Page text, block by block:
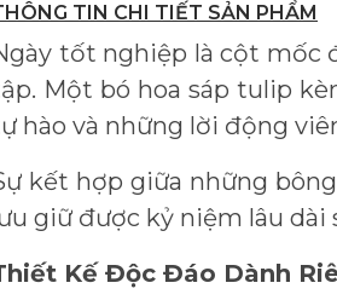
TIN CHI TIẾT SẢN PHẨM
tốt nghiệp là cột mốc
Một bó hoa sáp tulip
hào và những lời động
kết hợp giữa những
giữ được kỷ niệm lâu dài
Kế Độc Đáo Dành